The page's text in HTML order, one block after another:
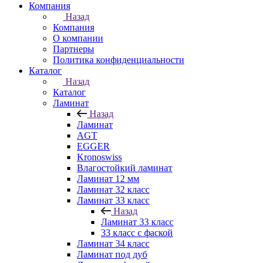
Компания
Назад
Компания
О компании
Партнеры
Политика конфиденциальности
Каталог
Назад
Каталог
Ламинат
Назад
Ламинат
AGT
EGGER
Kronoswiss
Влагостойкий ламинат
Ламинат 12 мм
Ламинат 32 класс
Ламинат 33 класс
Назад
Ламинат 33 класс
33 класс с фаской
Ламинат 34 класс
Ламинат под дуб